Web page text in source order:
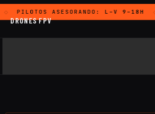
PILOTOS ASESORANDO: L–V 9–18H
DRONES FPV